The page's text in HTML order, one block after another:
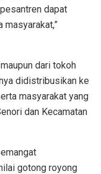
dapat
masyarakat,”
dari tokoh
didistribusikan ke
masyarakat yang
dan Kecamatan
gotong royong